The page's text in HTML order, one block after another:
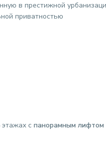
в престижной
приватностью
с панорамным лифтом